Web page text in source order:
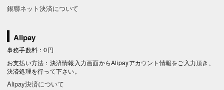
銀聯ネット決済について
Alipay
事務手数料：0円
お支払い方法：決済情報入力画面からAlipayアカウント情報をご入力頂き、
決済処理を行って下さい。
Alipay決済について